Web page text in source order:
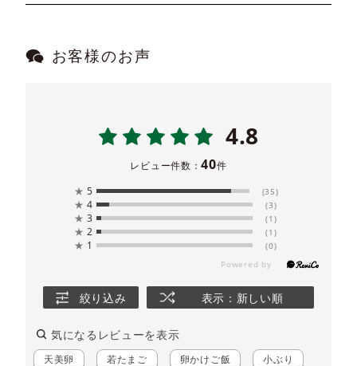
お客様のお声
4.8
レビュー件数：40件
★ 5 (35)
★ 4 (3)
★ 3 (1)
★ 2 (1)
★ 1 (0)
絞り込み 表示：新しい順
気になるレビューを表示
天美卵 若たまご 卵かけご飯 小ぶり